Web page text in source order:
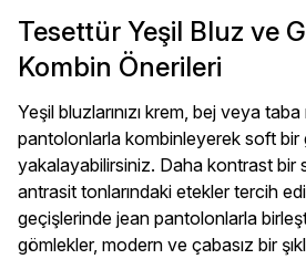
Tesettür Yeşil Bluz ve
Kombin Önerileri
Yeşil bluzlarınızı krem, bej veya
pantolonlarla kombinleyerek soft bir
yakalayabilirsiniz. Daha kontrast bir
antrasit tonlarındaki etekler tercih
geçişlerinde jean pantolonlarla
gömlekler, modern ve çabasız bir